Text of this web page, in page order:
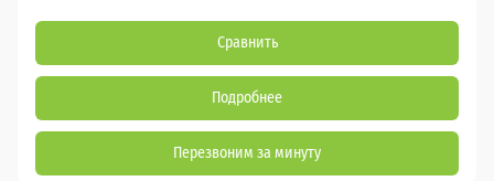
Сравнить
Подробнее
Перезвоним за минуту